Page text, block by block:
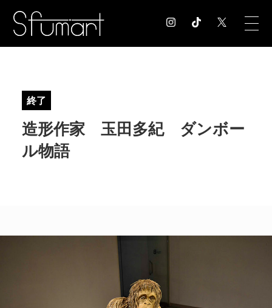
EXHIBITION 展覧会情報
MUSEUM
終了
造形作家 玉田多紀 ダンボー
ル物語